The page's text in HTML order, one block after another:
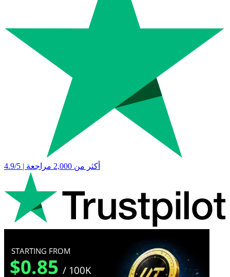
4.9/5 | أكثر من 2,000 مراجعة